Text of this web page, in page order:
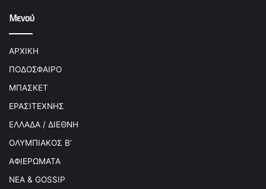
Μενού
ΑΡΧΙΚΗ
ΠΟΔΟΣΦΑΙΡΟ
ΜΠΑΣΚΕΤ
ΕΡΑΣΙΤΕΧΝΗΣ
ΕΛΛΑΔΑ / ΔΙΕΘΝΗ
ΟΛΥΜΠΙΑΚΟΣ Β’
ΑΦΙΕΡΩΜΑΤΑ
ΝΕΑ & GOSSIP